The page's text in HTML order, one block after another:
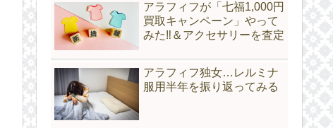
アラフィフが「七福1,000円
買取キャンペーン」やって
みた‼＆アクセサリーを査定
アラフィフ独女…レルミナ
服用半年を振り返ってみる